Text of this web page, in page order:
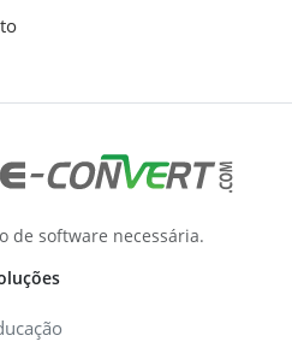
de software necessária.